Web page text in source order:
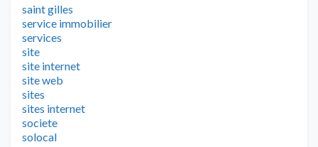
saint gilles
service immobilier
services
site
site internet
site web
sites
sites internet
societe
solocal